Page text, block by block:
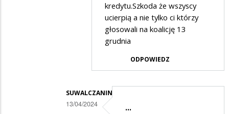
rozumiem.....
kredytu.Szkoda że wszyscy
ucierpią a nie tylko ci którzy
głosowali na koalicję 13
grudnia
ODPOWIEDZ
SUWALCZANIN
13/04/2024 ...